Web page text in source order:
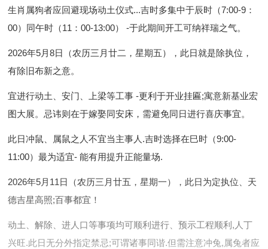
生肖属狗者应回避现场动土仪式...吉时多集中于辰时（7:00-9：
00）同午时（11：00-13:00） -于此期间开工可纳祥瑞之气。
2026年5月8日（农历三月廿二，星期五），此日就是除执位，
有除旧布新之意。
宜进行动土、安门、上梁等工事 -更利于开业挂匾;寓意新基业宏
图大展。忌讳则在于嫁娶同安床，需避免同日进行喜庆事宜。
此日冲鼠、属鼠之人不宜当主事人.吉时选择在巳时（9:00-
11:00）最为适宜- 能有用提升正能量场.
2026年5月11日（农历三月廿五，星期一），此日为定执位、天
德吉星高照;百事都宜！
动土、解除、进人口等事项均可顺利进行、预示工程顺利,人丁
兴旺.此日无分外指定禁忌;可谓诸事同谐.但需注意冲兔,属兔者应